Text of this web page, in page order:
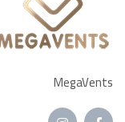
MegaVents